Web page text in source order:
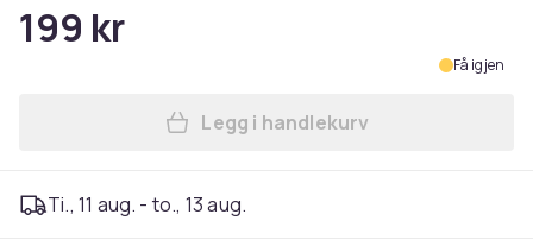
199 kr
Få igjen
Legg Klassisk USB-lader
Legg i handlekurv
Ti., 11 aug. - to., 13 aug.